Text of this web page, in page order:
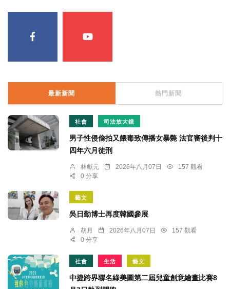
最新新聞 熱門新聞
社會 司法放大鏡
男子性侵偷拍又餵毒致傳播女暴斃 法官審後判十
四年六月徒刑
林獻元 2026年八月07日
157 觀看
0 分享
藝文
吳日勤博士再度韓國參展
胡月 2026年八月07日
157 觀看
0 分享
社會 生活 藝文
中捷跨界聯名綠美圖第二屆兒童創意繪畫比賽8